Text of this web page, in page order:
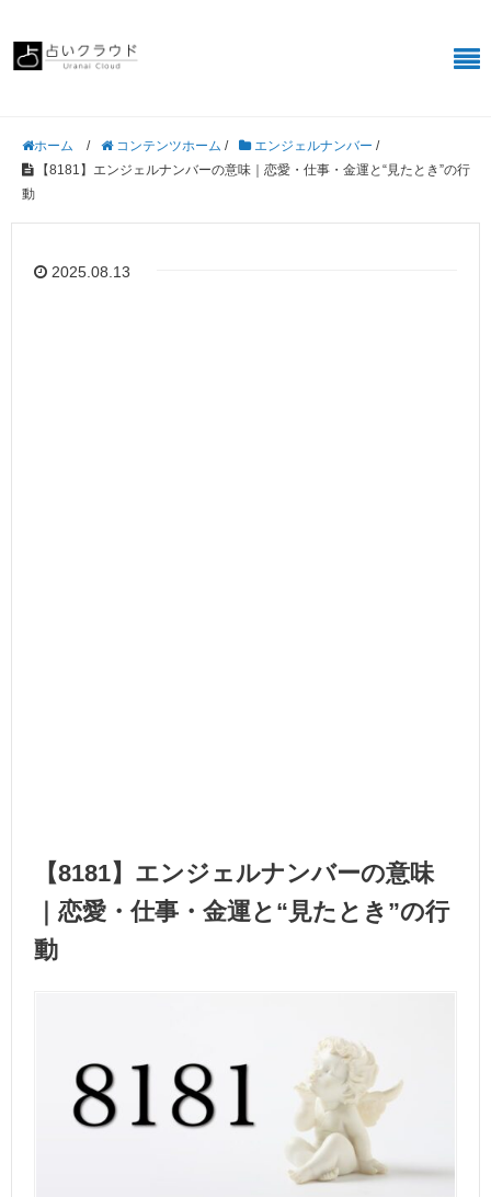
ホーム / コンテンツホーム / エンジェルナンバー /
【8181】エンジェルナンバーの意味｜恋愛・仕事・金運と“見たとき”の行
動
2025.08.13
【8181】エンジェルナンバーの意味
｜恋愛・仕事・金運と“見たとき”の行
動